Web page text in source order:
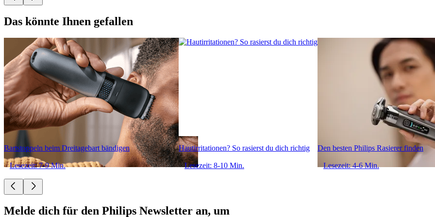
Das könnte Ihnen gefallen
Bartstoppeln beim Dreitagebart bändigen
Lesezeit: 7-9 Min.
Hautirritationen? So rasierst du dich richtig
Lesezeit: 8-10 Min.
Den besten Philips Rasierer finden
Lesezeit: 4-6 Min.
Melde dich für den Philips Newsletter an, um